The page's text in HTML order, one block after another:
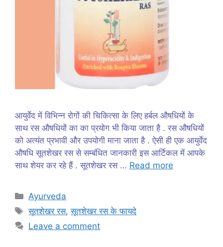
आयुर्वेद में विभिन्न रोगों की चिकित्सा के लिए हर्बल औषधियों के
साथ रस औषधियों का का प्रयोग भी किया जाता है . रस औषधियों
को अत्यंत प्रभावी और उपयोगी माना जाता है . ऐसी ही एक आयुर्वेद
औषधि सूतशेखर रस से सम्बंधित जानकारी इस आर्टिकल में आपके
साथ शेयर कर रहे हैं . सूतशेखर रस … Read more
Categories
Ayurveda
Tags
सूतशेखर रस,सूतशेखर रस के फायदे
Leave a comment